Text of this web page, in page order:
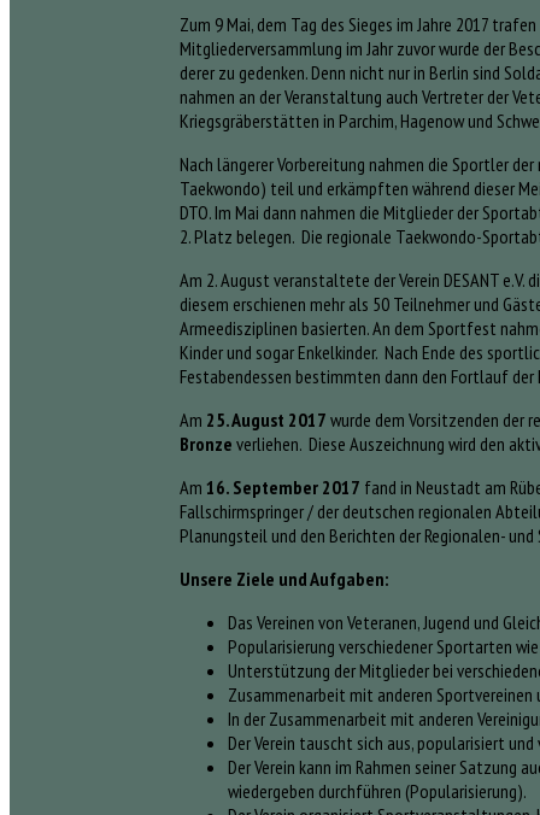
Zum 9 Mai, dem Tag des Sieges im Jahre 2017
Mitgliederversammlung im Jahr zuvor wurde der
derer zu gedenken. Denn nicht nur in Berlin sind
nahmen an der Veranstaltung auch Vertreter der
Kriegsgräberstätten in Parchim, Hagenow und
Nach längerer Vorbereitung nahmen die Sportler
Taekwondo) teil und erkämpften während dieser
DTO. Im Mai dann nahmen die Mitglieder der
2. Platz belegen. Die regionale Taekwondo-
Am 2. August veranstaltete der Verein DESANT
diesem erschienen mehr als 50 Teilnehmer und
Armeedisziplinen basierten. An dem Sportfest
Kinder und sogar Enkelkinder. Nach Ende des
Festabendessen bestimmten dann den Fortlauf der
Am 25. August 2017 wurde dem Vorsitzenden der
Bronze verliehen. Diese Auszeichnung wird den
Am 16. September 2017 fand in Neustadt am
Fallschirmspringer / der deutschen regionalen
Planungsteil und den Berichten der Regionalen-
Unsere Ziele und Aufgaben:
Das Vereinen von Veteranen, Jugend und
Popularisierung verschiedener Sportarten
Unterstützung der Mitglieder bei
Zusammenarbeit mit anderen Sportvereinen
In der Zusammenarbeit mit anderen
Der Verein tauscht sich aus, popularisiert
Der Verein kann im Rahmen seiner Satzung
wiedergeben durchführen (Popularisierung).